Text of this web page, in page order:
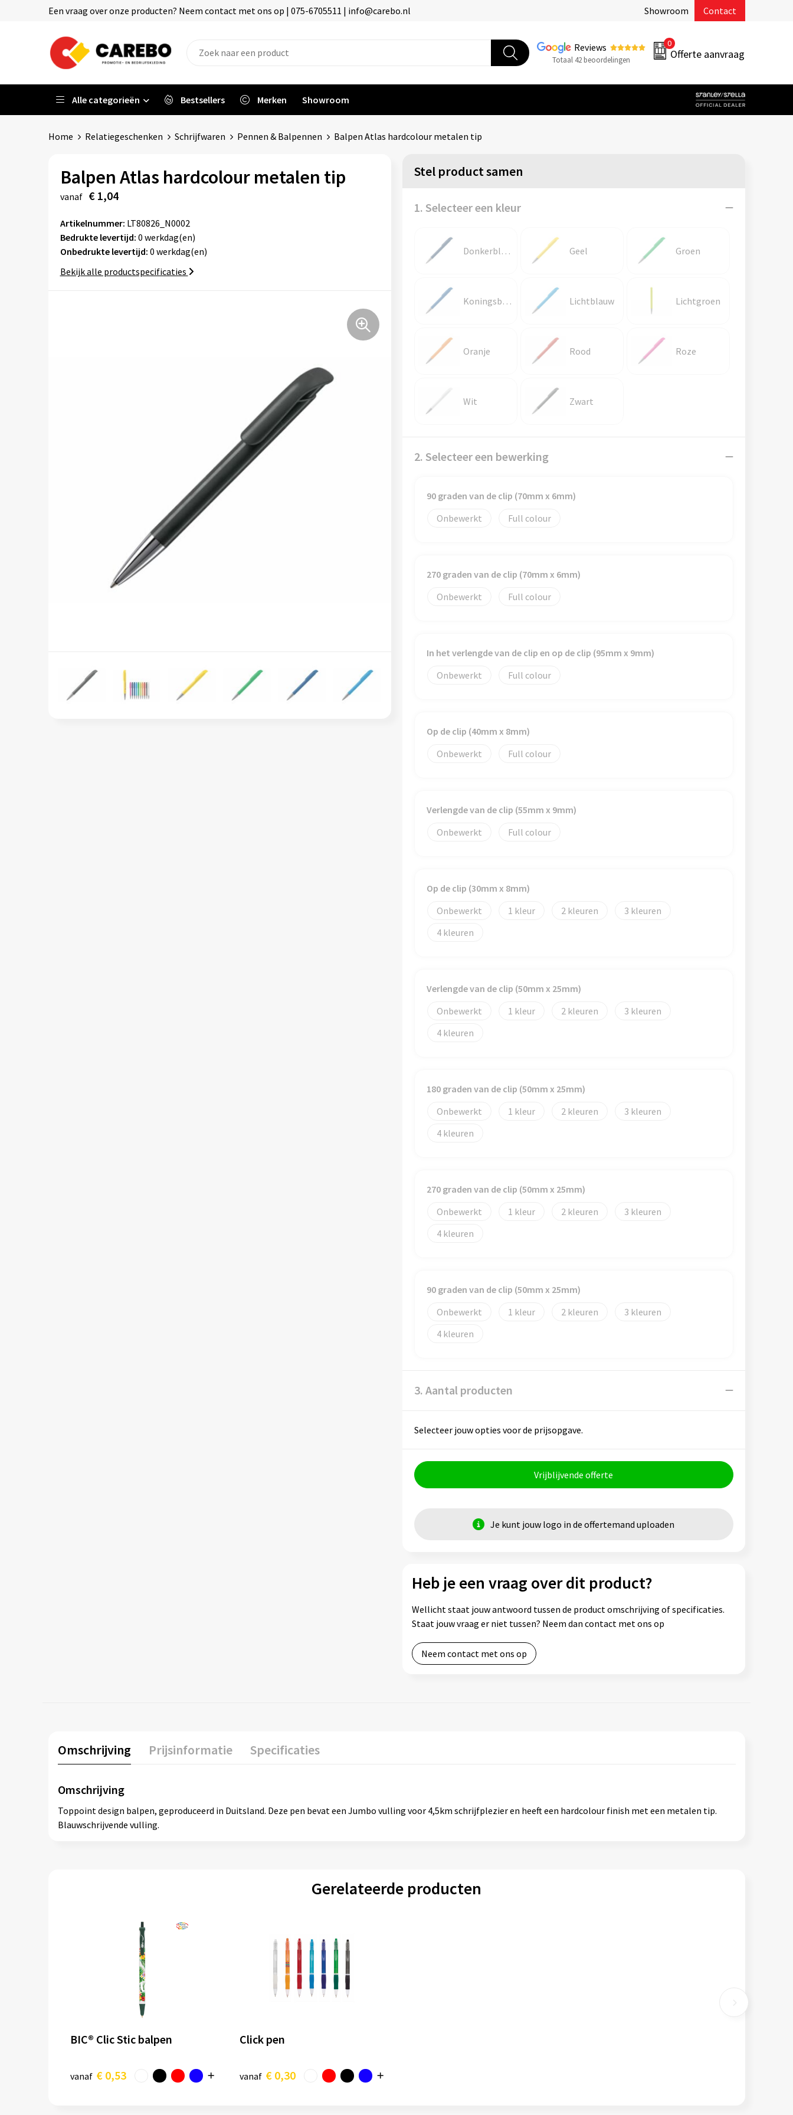
Een vraag over onze producten? Neem contact met ons op | 075-6705511 | info@carebo.nl Showroom Contact
Reviews
Totaal 42 beoordelingen
0
Offerte aanvraag
Alle categorieën Bestsellers Merken Showroom
Home Relatiegeschenken Schrijfwaren Pennen & Balpennen Balpen Atlas hardcolour metalen tip
Balpen Atlas hardcolour metalen tip
vanaf € 1,04
Artikelnummer: LT80826_N0002
Bedrukte levertijd: 0 werkdag(en)
Onbedrukte levertijd: 0 werkdag(en)
Bekijk alle productspecificaties
Stel product samen
1. Selecteer een kleur
Donkerblauw Geel Groen
Koningsblauw Lichtblauw Lichtgroen
Oranje Rood Roze
Wit Zwart
2. Selecteer een bewerking
90 graden van de clip (70mm x 6mm)
Onbewerkt
Full colour
270 graden van de clip (70mm x 6mm)
Onbewerkt
Full colour
In het verlengde van de clip en op de clip (95mm x 9mm)
Onbewerkt
Full colour
Op de clip (40mm x 8mm)
Onbewerkt
Full colour
Verlengde van de clip (55mm x 9mm)
Onbewerkt
Full colour
Op de clip (30mm x 8mm)
Onbewerkt
1 2
3
4
Verlengde van de clip (50mm x 25mm)
Onbewerkt
1 2
3
4
180 graden van de clip (50mm x 25mm)
Onbewerkt
1 2
3
4
270 graden van de clip (50mm x 25mm)
Onbewerkt
1 2
3
4
90 graden van de clip (50mm x 25mm)
Onbewerkt
1 2
3
4
3. Aantal producten
Selecteer jouw opties voor de prijsopgave.
Vrijblijvende offerte
Je kunt jouw logo in de offertemand uploaden
Heb je een vraag over dit product?
Wellicht staat jouw antwoord tussen de product omschrijving of specificaties.
Staat jouw vraag er niet tussen? Neem dan contact met ons op
Neem contact met ons op
Omschrijving Prijsinformatie Specificaties
Omschrijving
Toppoint design balpen, geproduceerd in Duitsland. Deze pen bevat een Jumbo vulling voor 4,5km schrijfplezier en heeft een hardcolour finish met een metalen tip.
Blauwschrijvende vulling.
Gerelateerde producten
BIC® Clic Stic balpen
vanaf € 0,53
Click pen
vanaf € 0,30